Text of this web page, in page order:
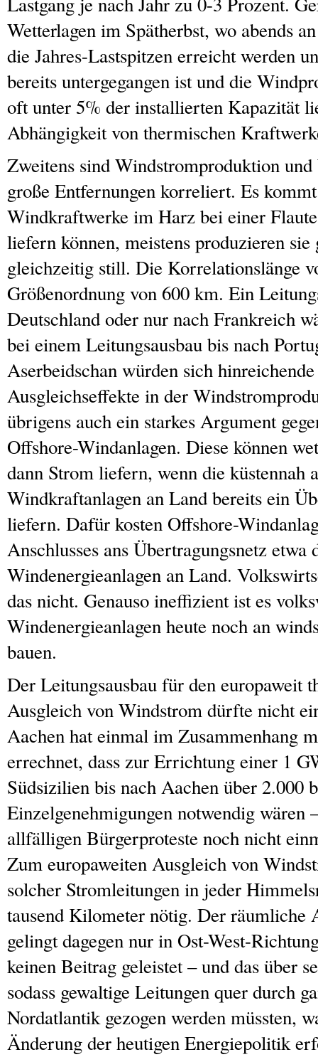
Wetterlagen im Spätherbst, wo abends
die Jahres-Lastspitzen erreicht werden
bereits untergegangen ist und die
oft unter 5% der installierten Kapazität
Abhängigkeit von thermischen
Zweitens sind Windstromproduktion
große Entfernungen korreliert. Es
Windkraftwerke im Harz bei einer
liefern können, meistens produzieren
gleichzeitig still. Die Korrelationslänge
Größenordnung von 600 km. Ein
Deutschland oder nur nach Frankreich
bei einem Leitungsausbau bis nach
Aserbeidschan würden sich
Ausgleichseffekte in der
übrigens auch ein starkes Argument
Offshore-Windanlagen. Diese können
dann Strom liefern, wenn die küstennah
Windkraftanlagen an Land bereits ein
liefern. Dafür kosten Offshore-
Anschlusses ans Übertragungsnetz etwa
Windenergieanlagen an Land.
das nicht. Genauso ineffizient ist es
Windenergieanlagen heute noch an
bauen.
Der Leitungsausbau für den europaweit
Ausgleich von Windstrom dürfte nicht
Aachen hat einmal im Zusammenhang
errechnet, dass zur Errichtung einer 1
Südsizilien bis nach Aachen über 2.000
Einzelgenehmigungen notwendig wären
allfälligen Bürgerproteste noch nicht
Zum europaweiten Ausgleich von
solcher Stromleitungen in jeder
tausend Kilometer nötig. Der räumliche
gelingt dagegen nur in Ost-West-
keinen Beitrag geleistet – und das über
sodass gewaltige Leitungen quer durch
Nordatlantik gezogen werden müssten,
Änderung der heutigen Energiepolitik